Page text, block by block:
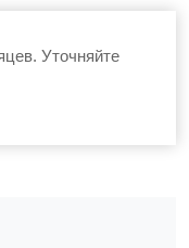
Уточняйте